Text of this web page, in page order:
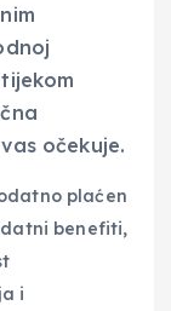
očekuje.
plaćen
benefiti,
i